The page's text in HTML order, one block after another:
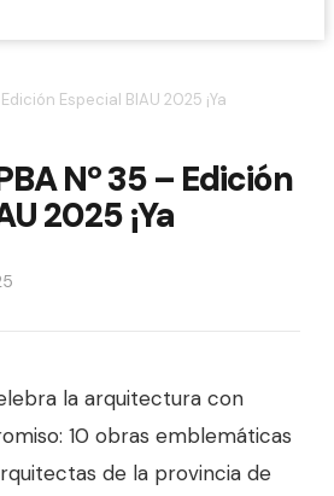
Especial BIAU 2025 ¡Ya
Nº 35 – Edición
2025 ¡Ya
la arquitectura con
10 obras emblemáticas
de la provincia de